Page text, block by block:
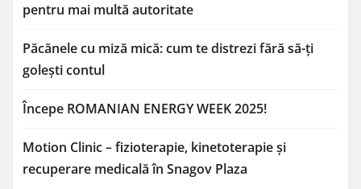
pentru mai multă autoritate
Păcănele cu miză mică: cum te distrezi fără să-ți
golești contul
Începe ROMANIAN ENERGY WEEK 2025!
Motion Clinic – fizioterapie, kinetoterapie și
recuperare medicală în Snagov Plaza